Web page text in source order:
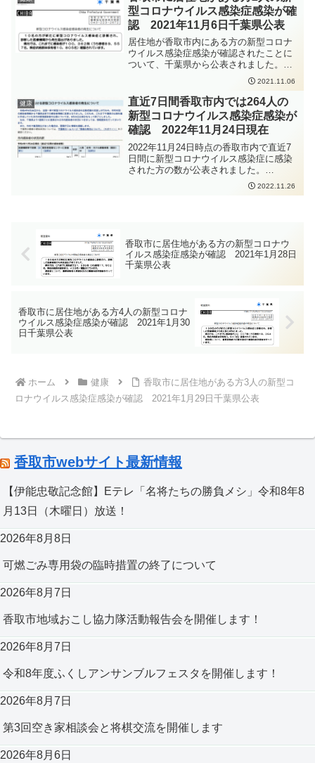
た。開票は即日開票で、21時10分から香
取市民体育館で行われる予定です。ちな
みに、前回4年前の香取市議会議員選挙
2018の開票結果速報の確定時刻は日付が
変わって0時20分でした。
型コロナウイルス感染症感染が確
認 2021年11月6日千葉県公表
居住地が香取市内にある方の新型コロナ
ウイルス感染症感染が確認されたことに
ついて、千葉県から公表されました。新
型コロナウイルス感染症の感染拡大防止
のため、手洗いの徹底、人と人との距離
をできるだけ2m以上（最低1m以上）取
ること、会話をするときはマスクを着用
すること、密集・密接・密閉を避けるこ
となどの感染症対策をしっかりと行って
いただくよう、お願いいたします。
2021.11.06
健康
直近7日間香取市内では264人の
新型コロナウイルス感染症感染が
確認 2022年11月24日現在
2022年11月24日時点の香取市内で直近7
日間に新型コロナウイルス感染症に感染
された方の数が公表されました。
https://www.city.katori.lg.jp/kenko_fukushi
/oshirase/korona_joho/korona_hasseijoky
提供が1週間ごとになっています。新型コ
ロナウイルス感染症の感染拡大防止のた
め、手洗いの徹底、人と人との距離をで
きるだけ2m以上（最低1m以上）取るこ
どの感染症対策をしっかりと行っていた
だくよう、お願いいたします。
2022.11.26
香取市に居住地がある方の新型コロナウ
イルス感染症感染が確認 2021年1月28日
千葉県公表
香取市に居住地がある方4人の新型コロナ
ウイルス感染症感染が確認 2021年1月30
日千葉県公表
ホーム 健康
香取市に居住地がある方3人の新型コ
ロナウイルス感染症感染が確認 2021年1月29日千葉県公表
香取市webサイト最新情報
【伊能忠敬記念館】Eテレ「名将たちの勝負メシ」令和8年8
月13日（木曜日）放送！
2026年8月8日
可燃ごみ専用袋の臨時措置の終了について
2026年8月7日
香取市地域おこし協力隊活動報告会を開催します！
2026年8月7日
令和8年度ふくしアンサンブルフェスタを開催します！
2026年8月7日
第3回空き家相談会と将棋交流を開催します
2026年8月6日